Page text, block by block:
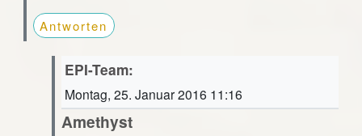
Antworten
EPI-Team:
Montag, 25. Januar 2016 11:16
Amethyst